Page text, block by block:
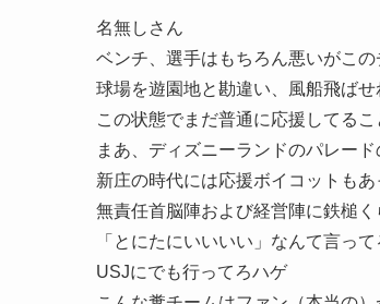
名無しさん
ベンチ、選手はもちろん悪いがこの
球場を遊園地と勘違い、風船飛ば
この状態でまだ普通に応援してるこ
まあ、ディズニーランドのパレー
新庄の時代には応援ボイコットも
無責任首脳陣および経営陣に鉄槌
「とにたにいいいい」なんて言っ
USJにでも行ってろハゲ